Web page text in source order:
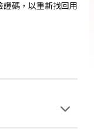
碼，以重新找回用